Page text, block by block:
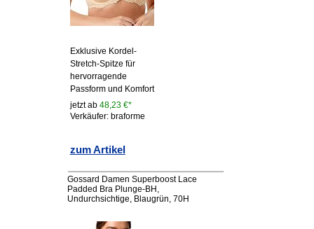
Exklusive Kordel-
Stretch-Spitze für
hervorragende
Passform und Komfort
jetzt ab 48,23 €*
Verkäufer: braforme
zum Artikel
Gossard Damen Superboost Lace
Padded Bra Plunge-BH,
Undurchsichtige, Blaugrün, 70H